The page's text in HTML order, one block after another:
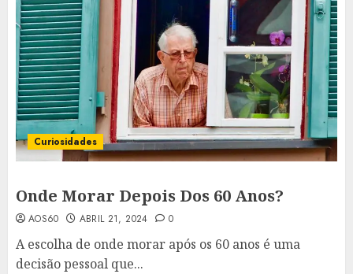
Curiosidades
Onde Morar Depois Dos 60 Anos?
AOS60 ABRIL 21, 2024 0
A escolha de onde morar após os 60 anos é uma
decisão pessoal que...